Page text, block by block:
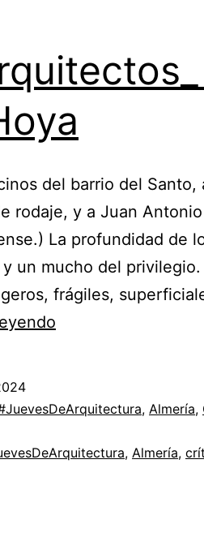
del barrio del Santo,
rodaje, y a Juan
La profundidad de
un mucho del
frágiles,
de
Hoya
, Almería,
, Almería,